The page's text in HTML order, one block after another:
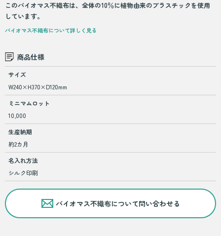
このバイオマス不織布は、全体の10％に植物由来のプラスチックを使用
しています。
バイオマス不織布について詳しく見る
商品仕様
サイズ
W240×H370×D120mm
ミニマムロット
10,000
生産納期
約2カ月
名入れ方法
シルク印刷
バイオマス不織布について問い合わせる